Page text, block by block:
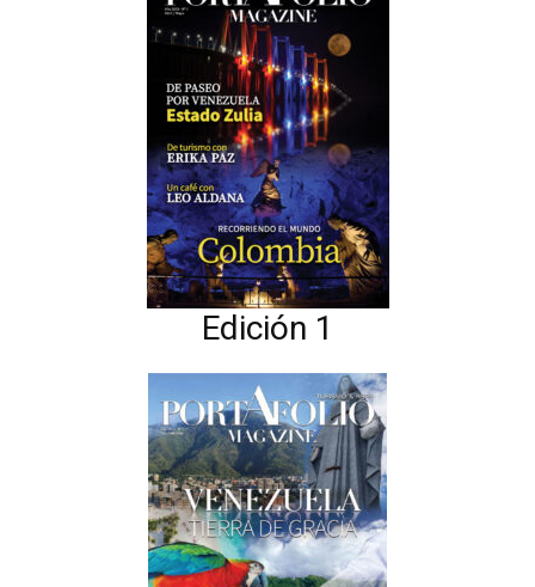
Edición 1